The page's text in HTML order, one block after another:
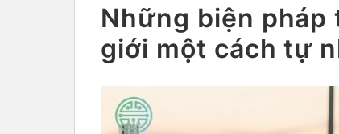
Những biện
giới một cách tự